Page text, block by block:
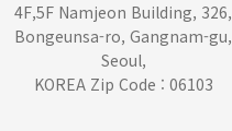
4F,5F Namjeon Building, 326,
Bongeunsa-ro, Gangnam-gu,
Seoul,
KOREA Zip Code : 06103